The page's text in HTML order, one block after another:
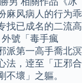
麻风病人的行为乖
找已成名的二流高
號「毒手瘋
派第一高手喬北溟
法，逹至「正邪合
壞」之軀。